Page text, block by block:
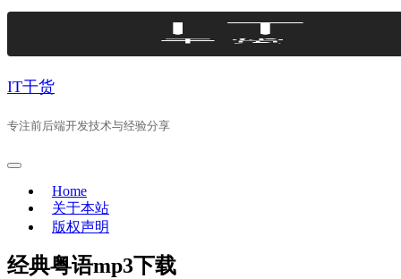
Skip
IT干货
专注前后端开发技术与经验分享
Home
关于本站
版权声明
经典粤语mp3下载